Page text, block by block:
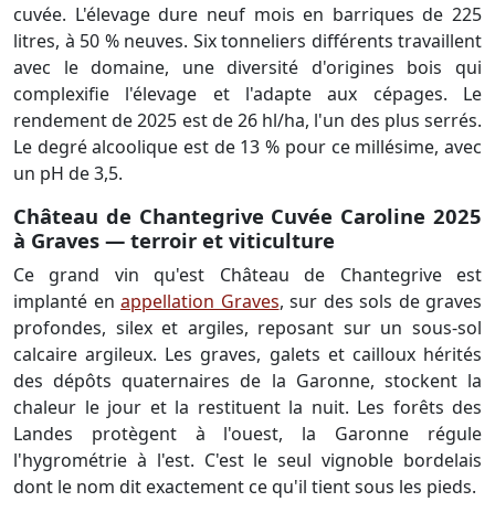
cuvée. L'élevage dure neuf mois en barriques de 225
litres, à 50 % neuves. Six tonneliers différents travaillent
avec le domaine, une diversité d'origines bois qui
complexifie l'élevage et l'adapte aux cépages. Le
rendement de 2025 est de 26 hl/ha, l'un des plus serrés.
Le degré alcoolique est de 13 % pour ce millésime, avec
un pH de 3,5.
Château de Chantegrive Cuvée Caroline 2025
à Graves — terroir et viticulture
Ce grand vin qu'est Château de Chantegrive est
implanté en appellation Graves, sur des sols de graves
profondes, silex et argiles, reposant sur un sous-sol
calcaire argileux. Les graves, galets et cailloux hérités
des dépôts quaternaires de la Garonne, stockent la
chaleur le jour et la restituent la nuit. Les forêts des
Landes protègent à l'ouest, la Garonne régule
l'hygrométrie à l'est. C'est le seul vignoble bordelais
dont le nom dit exactement ce qu'il tient sous les pieds.